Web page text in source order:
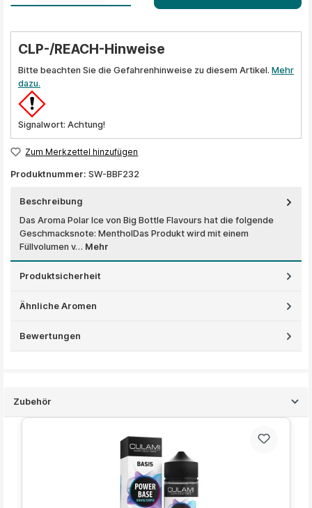
CLP-/REACH-Hinweise
Bitte beachten Sie die Gefahrenhinweise zu diesem Artikel. Mehr
dazu.
Signalwort: Achtung!
Zum Merkzettel hinzufügen
Produktnummer: SW-BBF232
Beschreibung
Das Aroma Polar Ice von Big Bottle Flavours hat die folgende
Geschmacksnote: MentholDas Produkt wird mit einem
Füllvolumen v… Mehr
Produktsicherheit
Ähnliche Aromen
Bewertungen
Zubehör
Produktgalerie überspringen